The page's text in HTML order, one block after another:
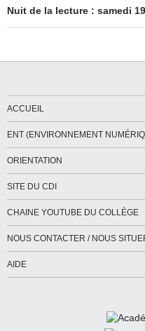
Nuit de la lecture : samedi
ACCUEIL
ENT (ENVIRONNEMENT
ORIENTATION
SITE DU CDI
CHAINE YOUTUBE DU COLLÈGE
NOUS CONTACTER / NOUS
AIDE